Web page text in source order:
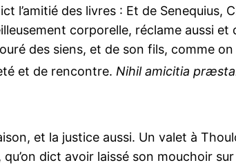
l’amitié des livres : Et de Senequius,
corporelle, réclame aussi et
des siens, et de son fils, comme
et de rencontre. Nihil amicitia
et la justice aussi. Un valet à
dict avoir laissé son mouchoir